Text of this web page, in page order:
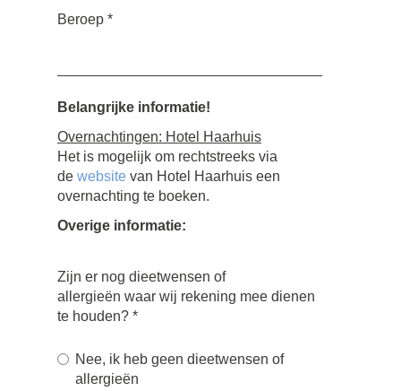
Beroep *
Belangrijke informatie!
Overnachtingen: Hotel Haarhuis
Het is mogelijk om rechtstreeks via
de website van Hotel Haarhuis een
overnachting te boeken.
Overige informatie:
Zijn er nog dieetwensen of
allergieën waar wij rekening mee dienen
te houden? *
Nee, ik heb geen dieetwensen of
allergieën